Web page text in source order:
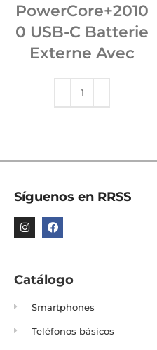
PowerCore+2010
0 USB-C Batterie
Externe Avec
Síguenos en RRSS
Catálogo
Smartphones
Teléfonos básicos